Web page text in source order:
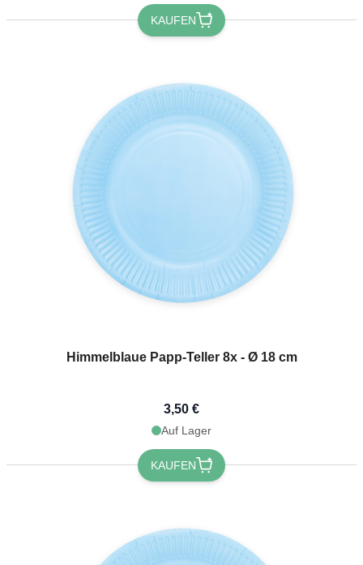
KAUFEN
Himmelblaue Papp-Teller 8x - Ø 18 cm
3,50 €
Auf Lager
KAUFEN
Jetzt registrieren!